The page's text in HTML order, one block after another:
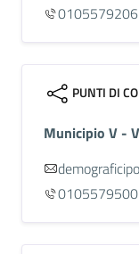
0105579206
PUNTI DI
Municipio V -
0105579500